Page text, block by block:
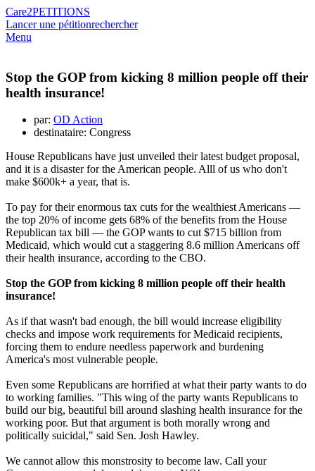
Care2PETITIONS
Lancer une pétitionrechercher
Menu
Stop the GOP from kicking 8 million people off their
health insurance!
par: OD Action
destinataire: Congress
House Republicans have just unveiled their latest budget proposal,
and it is a disaster for the American people. Alll of us who don't
make $600k+ a year, that is.
To pay for their enormous tax cuts for the wealthiest Americans —
the top 20% of income gets 68% of the benefits from the House
Republican tax bill — the GOP wants to cut $715 billion from
Medicaid, which would cut a staggering 8.6 million Americans off
their health insurance, according to the CBO.
Stop the GOP from kicking 8 million people off their health
insurance!
As if that wasn't bad enough, the bill would increase eligibility
checks and impose work requirements for Medicaid recipients,
forcing them to endure needless paperwork and burdening
America's most vulnerable people.
Even some Republicans are horrified at what their party wants to do
to working families. "This wing of the party wants Republicans to
build our big, beautiful bill around slashing health insurance for the
working poor. But that argument is both morally wrong and
politically suicidal," said Sen. Josh Hawley.
We cannot allow this monstrosity to become law. Call your